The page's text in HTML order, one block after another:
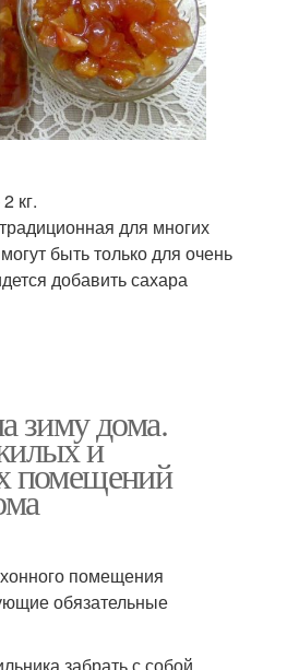
кг.
для многих
быть только для очень
добавить сахара
зиму дома.
и
помещений
помещения
обязательные
забрать с собой.